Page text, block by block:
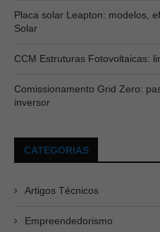
Placa solar Leapton: modelos,
Solar
CCM Estruturas Fotovoltaicas:
Comissionamento Grid Zero:
inversor
CATEGORIAS
Artigos Técnicos
Empreendedorismo